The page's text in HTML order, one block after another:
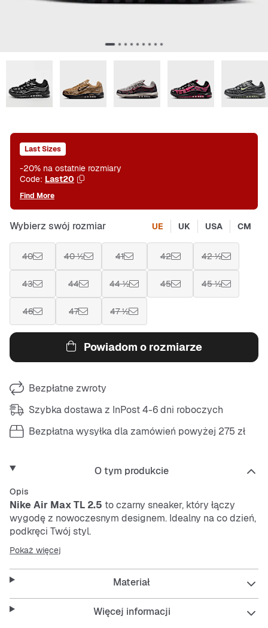
Last Sizes
-20% na ostatnie rozmiary
Code: Last20
Find More
Wybierz swój rozmiar UE UK USA CM
40 40 ½ 41 42 42 ½
43 44 44 ½ 45 45 ½
46 47 47 ½
Powiadom o rozmiarze
Bezpłatne zwroty
Szybka dostawa z InPost 4-6 dni roboczych
Bezpłatna wysyłka dla zamówień powyżej 275 zł
O tym produkcie
Opis
Nike Air Max TL 2.5 to czarny sneaker, który łączy
wygodę z nowoczesnym designem. Idealny na co dzień,
podkręci Twój styl.
Te buty sprawdzą się wszędzie – czy to na mieście, czy
na spotkaniu z przyjaciółmi. Dzięki
amortyzacji
Pokaż więcej
Materiał
Więcej informacji